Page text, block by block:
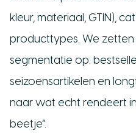
kleur, materiaal, GTIN),
producttypes. We zetten
segmentatie op:
seizoensartikelen en
naar wat echt rendeert
beetje”.